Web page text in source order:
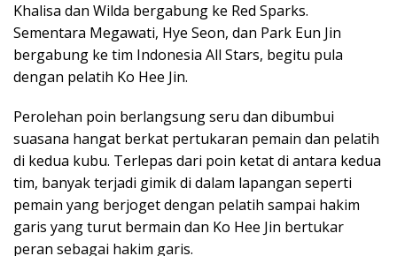
Khalisa dan Wilda bergabung ke Red Sparks.
Sementara Megawati, Hye Seon, dan Park Eun Jin
bergabung ke tim Indonesia All Stars, begitu pula
dengan pelatih Ko Hee Jin.
Perolehan poin berlangsung seru dan dibumbui
suasana hangat berkat pertukaran pemain dan pelatih
di kedua kubu. Terlepas dari poin ketat di antara kedua
tim, banyak terjadi gimik di dalam lapangan seperti
pemain yang berjoget dengan pelatih sampai hakim
garis yang turut bermain dan Ko Hee Jin bertukar
peran sebagai hakim garis.